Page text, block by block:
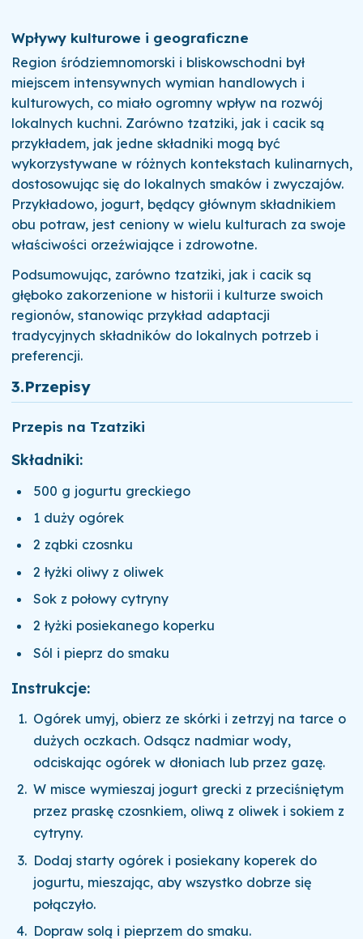
Wpływy kulturowe i geograficzne
Region śródziemnomorski i bliskowschodni był
miejscem intensywnych wymian handlowych i
kulturowych, co miało ogromny wpływ na rozwój
lokalnych kuchni. Zarówno tzatziki, jak i cacik są
przykładem, jak jedne składniki mogą być
wykorzystywane w różnych kontekstach kulinarnych,
dostosowując się do lokalnych smaków i zwyczajów.
Przykładowo, jogurt, będący głównym składnikiem
obu potraw, jest ceniony w wielu kulturach za swoje
właściwości orzeźwiające i zdrowotne.
Podsumowując, zarówno tzatziki, jak i cacik są
głęboko zakorzenione w historii i kulturze swoich
regionów, stanowiąc przykład adaptacji
tradycyjnych składników do lokalnych potrzeb i
preferencji.
3.Przepisy
Przepis na Tzatziki
Składniki:
500 g jogurtu greckiego
1 duży ogórek
2 ząbki czosnku
2 łyżki oliwy z oliwek
Sok z połowy cytryny
2 łyżki posiekanego koperku
Sól i pieprz do smaku
Instrukcje:
Ogórek umyj, obierz ze skórki i zetrzyj na tarce o
dużych oczkach. Odsącz nadmiar wody,
odciskając ogórek w dłoniach lub przez gazę.
W misce wymieszaj jogurt grecki z przeciśniętym
przez praskę czosnkiem, oliwą z oliwek i sokiem z
cytryny.
Dodaj starty ogórek i posiekany koperek do
jogurtu, mieszając, aby wszystko dobrze się
połączyło.
Dopraw solą i pieprzem do smaku.